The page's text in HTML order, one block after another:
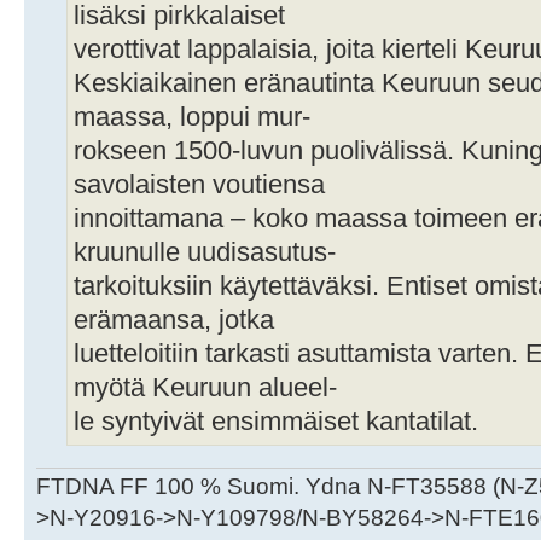
lisäksi pirkkalaiset
verottivat lappalaisia, joita kierteli
Keskiaikainen eränautinta Keuruun
maassa, loppui mur-
rokseen 1500-luvun puolivälissä.
savolaisten voutiensa
innoittamana – koko maassa toimeen
kruunulle uudisasutus-
tarkoituksiin käytettäväksi. Entiset
erämaansa, jotka
luetteloitiin tarkasti asuttamista varten.
myötä Keuruun alueel-
le syntyivät ensimmäiset kantatilat.
FTDNA FF 100 % Suomi. Ydna N-FT35588 (N-
>N-Y20916->N-Y109798/N-BY58264->N-